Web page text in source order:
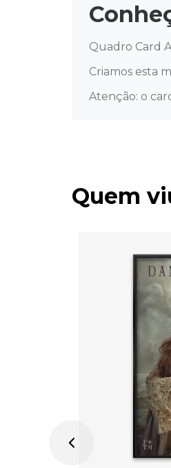
Quadro Card
Criamos esta
Atenção: o
Quem